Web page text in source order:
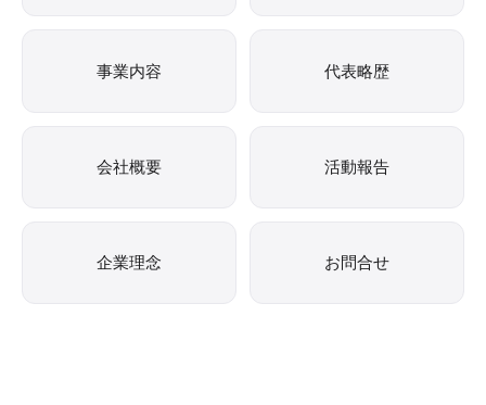
事業内容 代表略歴
会社概要 活動報告
企業理念 お問合せ